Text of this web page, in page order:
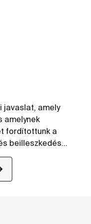
javaslat, amely
amelynek
fordítottunk a
beilleszkedés
közben.